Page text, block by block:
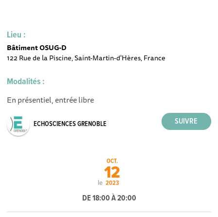
Lieu :
Bâtiment OSUG-D
122 Rue de la Piscine, Saint-Martin-d'Hères, France
Modalités :
En présentiel, entrée libre
ECHOSCIENCES GRENOBLE
le
OCT.
12
2023
DE 18:00 À 20:00